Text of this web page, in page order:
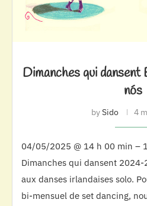
Dimanches qui
nós
bySido 4
04/05/2025 @ 14 h 00 min –
Dimanches qui dansent
aux danses irlandaises solo.
bi-mensuel de set dancing,